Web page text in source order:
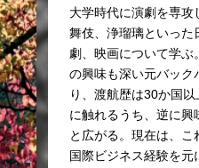
大学時代に演劇を専攻
舞伎、浄瑠璃といった
劇、映画について学ぶ
の興味も深い元バック
り、渡航歴は30か国
に触れるうち、逆に興
と広がる。現在は、こ
国際ビジネス経験を元